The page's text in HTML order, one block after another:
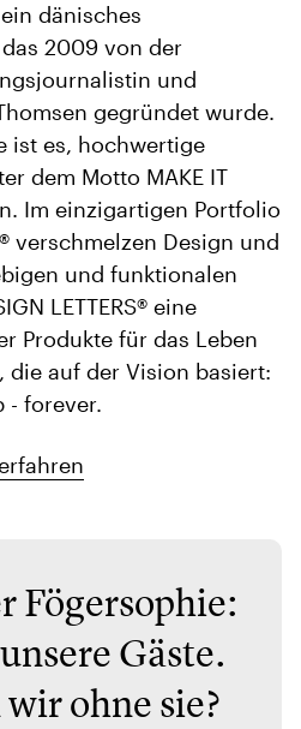
ein dänisches
2009 von der
und
gegründet wurde.
ist es, hochwertige
dem Motto MAKE IT
Im einzigartigen Portfolio
verschmelzen Design und
und funktionalen
LETTERS® eine
Produkte für das Leben
die auf der Vision basiert:
- forever.
Fögersophie:
Gäste.
ohne sie?